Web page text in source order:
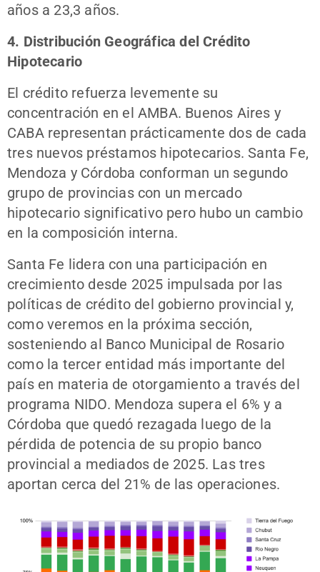
años a 23,3 años.
4. Distribución Geográfica del Crédito
Hipotecario
El crédito refuerza levemente su
concentración en el AMBA. Buenos Aires y
CABA representan prácticamente dos de cada
tres nuevos préstamos hipotecarios. Santa Fe,
Mendoza y Córdoba conforman un segundo
grupo de provincias con un mercado
hipotecario significativo pero hubo un cambio
en la composición interna.
Santa Fe lidera con una participación en
crecimiento desde 2025 impulsada por las
políticas de crédito del gobierno provincial y,
como veremos en la próxima sección,
sosteniendo al Banco Municipal de Rosario
como la tercer entidad más importante del
país en materia de otorgamiento a través del
programa NIDO. Mendoza supera el 6% y a
Córdoba que quedó rezagada luego de la
pérdida de potencia de su propio banco
provincial a mediados de 2025. Las tres
aportan cerca del 21% de las operaciones.